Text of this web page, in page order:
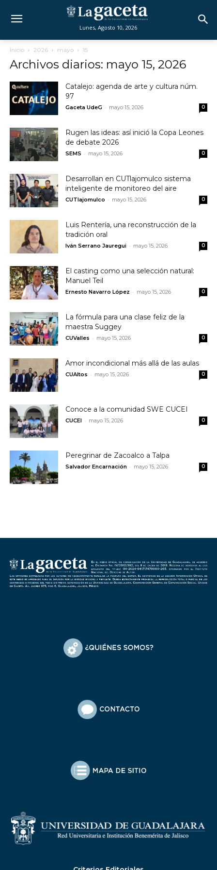
Lunes, Agosto 10, 2026
Inicio 2026 mayo 15
Archivos diarios: mayo 15, 2026
Catalejo: agenda de arte y cultura núm.
97
Gaceta UdeG - mayo 15, 2026 0
Rugen las ideas: así inició la Copa Leones
de debate 2026
SEMS - mayo 15, 2026 0
Desarrollan en CUTlajomulco sistema
inteligente de monitoreo del aire
CUTlajomulco - mayo 15, 2026 0
Luis Rentería, una reconstrucción de la
tradición oral
Iván Serrano Jauregui - mayo 15, 2026 0
El casting como una selección natural:
Manuel Teil
Ernesto Navarro López - mayo 15, 2026 0
La fórmula para una clase feliz de la
maestra Suggey
CUValles - mayo 15, 2026 0
Amor incondicional más allá de las aulas
CUAltos - mayo 15, 2026 0
Conoce a la comunidad SWE CUCEI
CUCEI - mayo 15, 2026 0
Peregrinar de Zacoalco a Talpa
Salvador Encarnación - mayo 15, 2026 0